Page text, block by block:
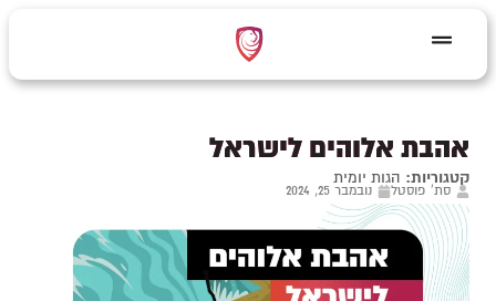
אהבת אלוהים לישראל
קטגוריות: הגות יומית
סת' פוסטל נובמבר 25, 2024